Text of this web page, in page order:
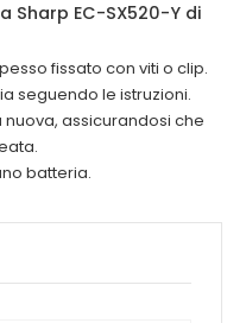
Sharp EC-SX520-Y di
fissato con viti o clip.
seguendo le istruzioni.
assicurandosi che
batteria.